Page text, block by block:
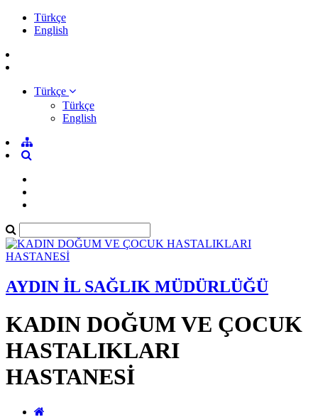
Türkçe
English
Türkçe
Türkçe
English
AYDIN İL SAĞLIK MÜDÜRLÜĞÜ
KADIN DOĞUM VE ÇOCUK
HASTALIKLARI
HASTANESİ